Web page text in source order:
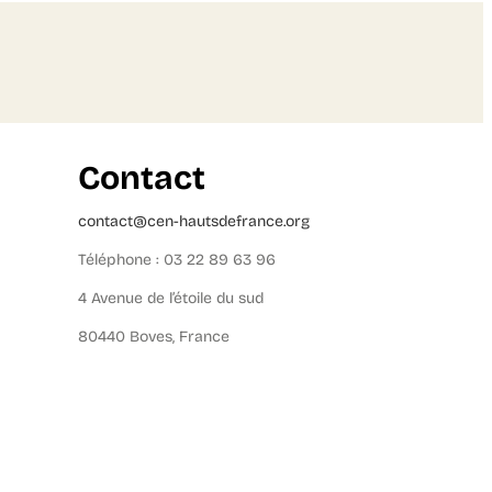
Contact
contact@cen-hautsdefrance.org
Téléphone : 03 22 89 63 96
4 Avenue de l’étoile du sud
80440 Boves, France